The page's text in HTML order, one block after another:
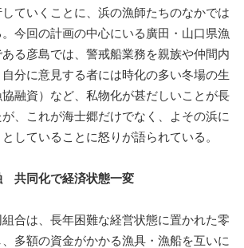
ていくことに、浜の漁師たちのなかでは
今回の計画の中心にいる廣田・山口県漁
る彦島では、警戒船業務を親族や仲間内
分に意見する者には時化の多い冬場の生
融資）など、私物化が甚だしいことが長
、これが海士郷だけでなく、よその浜に
していることに怒りが語られている。
共同化で経済状態一変
合は、長年困難な経営状態に置かれた零
多額の資金がかかる漁具・漁船を互いに